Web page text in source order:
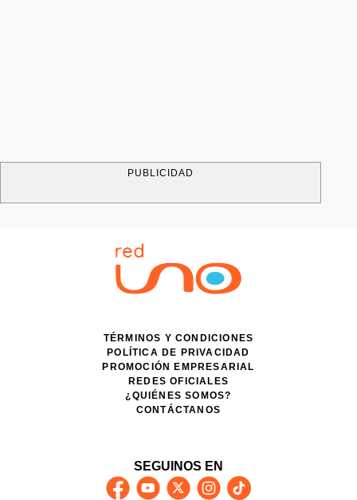
PUBLICIDAD
TÉRMINOS Y CONDICIONES
POLÍTICA DE PRIVACIDAD
PROMOCIÓN EMPRESARIAL
REDES OFICIALES
¿QUIÉNES SOMOS?
CONTÁCTANOS
SEGUINOS EN